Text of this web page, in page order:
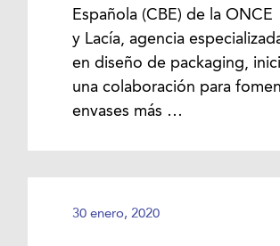
Española (CBE) de la ONCE
y Lacía, agencia
en diseño de packaging,
una colaboración para
envases más …
30 enero, 2020